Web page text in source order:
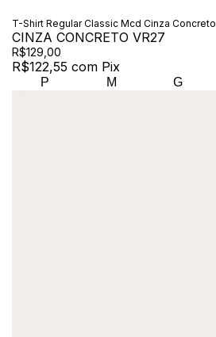
T-Shirt Regular Classic Mcd Cinza Concreto
CINZA CONCRETO VR27
R$129,00
R$122,55 com Pix
P M G